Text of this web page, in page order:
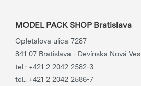
MODEL PACK SHOP Bratislava
Opletalova ulica 7287
841 07 Bratislava - Devínska Nová Ves
tel.: +421 2 2042 2582-3
tel.: +421 2 2042 2586-7